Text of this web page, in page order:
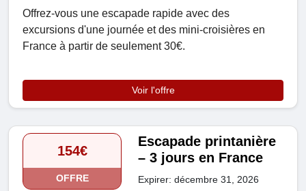
Offrez-vous une escapade rapide avec des
excursions d'une journée et des mini-croisières en
France à partir de seulement 30€.
Voir l'offre
154€
OFFRE
Escapade printanière
– 3 jours en France
Expirer: décembre 31, 2026